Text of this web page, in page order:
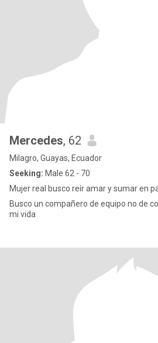
Mercedes, 62
Milagro, Guayas, Ecuador
Seeking: Male 62 - 70
Mujer real busco reír amar y sumar en
Busco un compañero de equipo no de
mi vida